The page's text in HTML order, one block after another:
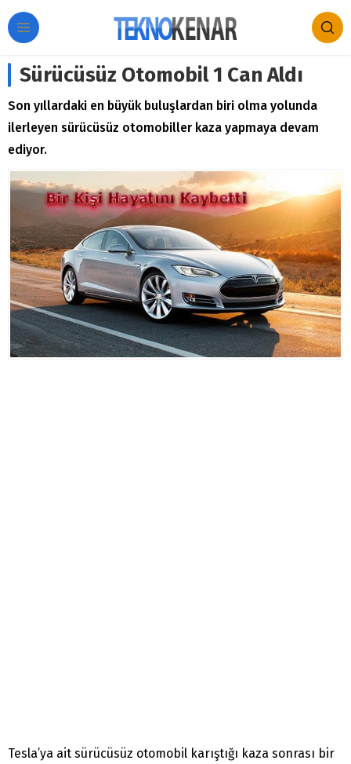
Sürücüsüz Otomobil 1 Can Aldı
Son yıllardaki en büyük buluşlardan biri olma yolunda
ilerleyen sürücüsüz otomobiller kaza yapmaya devam
ediyor.
Tesla’ya ait sürücüsüz otomobil karıştığı kaza sonrası bir